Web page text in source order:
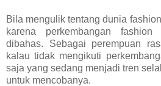
Bila mengulik tentang dunia
karena perkembangan
dibahas. Sebagai perempuan
kalau tidak mengikuti
saja yang sedang menjadi tren
untuk mencobanya.